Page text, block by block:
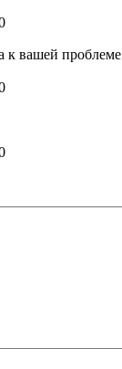
к вашей проблеме